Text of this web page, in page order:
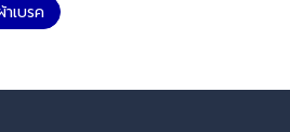
เบรค